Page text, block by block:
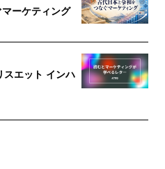
ーケティング
スエット インハ